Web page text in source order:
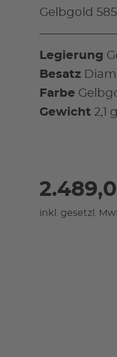
Gelbgold 585
Legierung
Besatz
Farbe
Gewicht 2,1
inkl. gesetzl.